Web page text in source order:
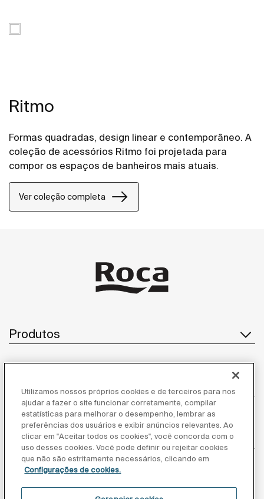
Ritmo
Formas quadradas, design linear e contemporâneo. A
coleção de acessórios Ritmo foi projetada para
compor os espaços de banheiros mais atuais.
Ver coleção completa
Produtos
Atendimento ao cliente
Sobre nós
Inspiração
Utilizamos nossos próprios cookies e de terceiros para nos
ajudar a fazer o site funcionar corretamente, compilar
estatísticas para melhorar o desempenho, lembrar as
preferências dos usuários e exibir anúncios relevantes. Ao
clicar em "Aceitar todos os cookies", você concorda com o
uso desses cookies. Você pode definir ou rejeitar cookies
que não são estritamente necessários, clicando em
Configurações de cookies.